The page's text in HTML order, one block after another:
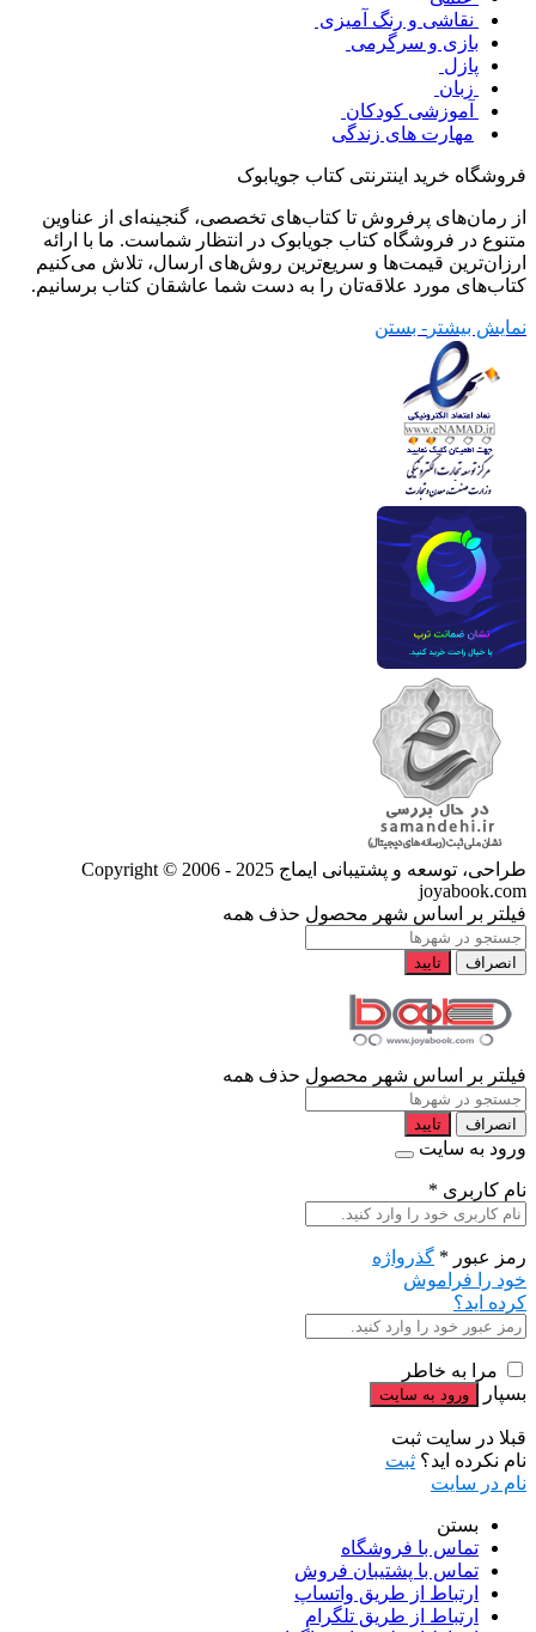
نقاشی و رنگ آمیزی
بازی و سرگرمی
پازل
زبان
آموزشی کودکان
مهارت های زندگی
فروشگاه خرید اینترنتی کتاب جویابوک
از رمان‌های پرفروش تا کتاب‌های تخصصی، گنجینه‌ای از عناوین
متنوع در فروشگاه کتاب جویابوک در انتظار شماست. ما با ارائه
ارزان‌ترین قیمت‌ها و سریع‌ترین روش‌های ارسال، تلاش می‌کنیم
کتاب‌های مورد علاقه‌تان را به دست شما عاشقان کتاب برسانیم.
نمایش بیشتر - بستن
طراحی، توسعه و پشتیبانی ایماج Copyright © 2006 - 2025
joyabook.com
فیلتر بر اساس شهر محصول حذف همه
انصراف تایید
فیلتر بر اساس شهر محصول حذف همه
انصراف تایید
ورود به سایت
نام کاربری *
رمز عبور * گذرواژه
خود را فراموش
کرده اید؟
مرا به خاطر
بسپار
قبلا در سایت ثبت
نام نکرده اید؟ ثبت
نام در سایت
بستن
تماس با فروشگاه
تماس با پشتیبان فروش
ارتباط از طریق واتساپ
ارتباط از طریق تلگرام